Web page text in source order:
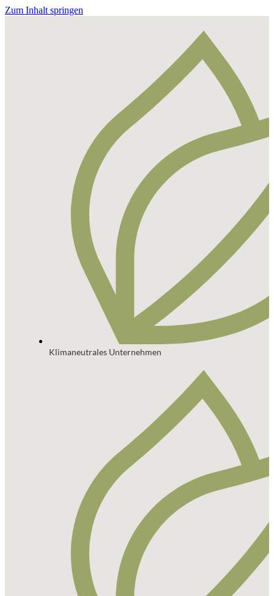
Zum Inhalt springen
Klimaneutrales Unternehmen